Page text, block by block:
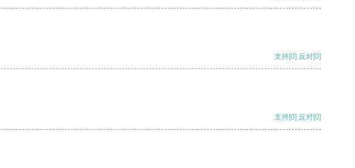
支持[0] 反对[0]
支持[0] 反对[0]